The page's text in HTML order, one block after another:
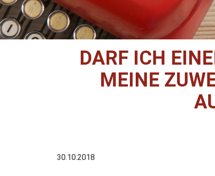
DARF ICH
MEINE
30.10.2018